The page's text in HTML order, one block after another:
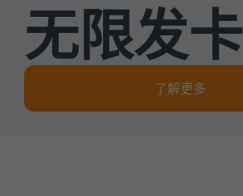
无限发卡
了解更多